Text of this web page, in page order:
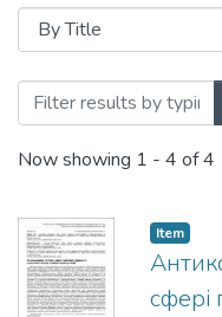
Browsing
Now showing 1 - 4 of 4
Item
сфері